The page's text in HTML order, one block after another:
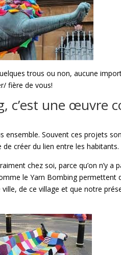
trous ou non, aucune
fière de vous!
c’est une œuvre
ensemble. Souvent ces projets
de créer du lien entre les habitants.
chez soi, parce qu’on n’y a
le Yarn Bombing permettent
de ce village et que notre